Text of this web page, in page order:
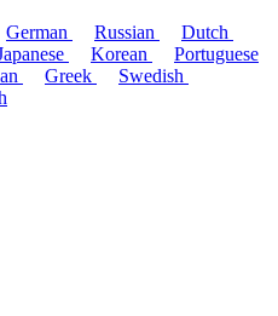
German Russian
Dutch
Korean
Portuguese
Greek
Swedish